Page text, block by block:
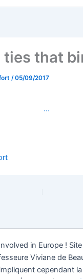
ties that
/05/09/2017
in Europe !
Viviane de
cependant